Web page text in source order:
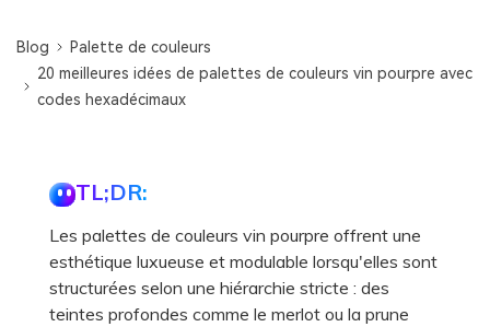
Blog
Palette de couleurs
20 meilleures idées de palettes de couleurs vin pourpre avec
codes hexadécimaux
TL;DR:
Les palettes de couleurs vin pourpre offrent une
esthétique luxueuse et modulable lorsqu'elles sont
structurées selon une hiérarchie stricte : des
teintes profondes comme le merlot ou la prune